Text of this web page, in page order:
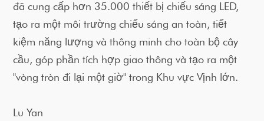
đã cung cấp hơn 35.000 thiết bị chiếu sáng LED,
tạo ra một môi trường chiếu sáng an toàn, tiết
kiệm năng lượng và thông minh cho toàn bộ cây
cầu, góp phần tích hợp giao thông và tạo ra một
"vòng tròn đi lại một giờ" trong Khu vực Vịnh lớn.
Lu Yan